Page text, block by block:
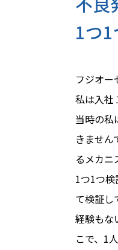
1つ1
フジオー
私は入社
当時の私
きません
るメカニ
1つ1つ
て検証し
経験もな
こで、1